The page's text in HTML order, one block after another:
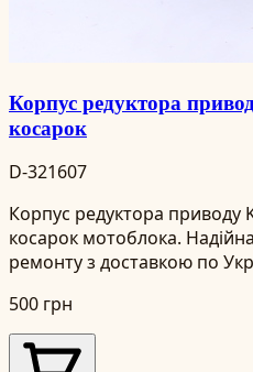
Корпус редуктора
косарок
D-321607
Корпус редуктора приводу
косарок мотоблока.
ремонту з доставкою по
500 грн